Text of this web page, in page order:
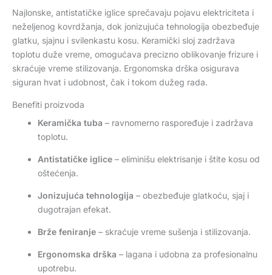
Najlonske, antistatičke iglice sprečavaju pojavu elektriciteta i
neželjenog kovrdžanja, dok jonizujuća tehnologija obezbeđuje
glatku, sjajnu i svilenkastu kosu. Keramički sloj zadržava
toplotu duže vreme, omogućava precizno oblikovanje frizure i
skraćuje vreme stilizovanja. Ergonomska drška osigurava
siguran hvat i udobnost, čak i tokom dužeg rada.
Benefiti proizvoda
Keramička tuba – ravnomerno raspoređuje i zadržava
toplotu.
Antistatičke iglice – eliminišu elektrisanje i štite kosu od
oštećenja.
Jonizujuća tehnologija – obezbeđuje glatkoću, sjaj i
dugotrajan efekat.
Brže feniranje – skraćuje vreme sušenja i stilizovanja.
Ergonomska drška – lagana i udobna za profesionalnu
upotrebu.